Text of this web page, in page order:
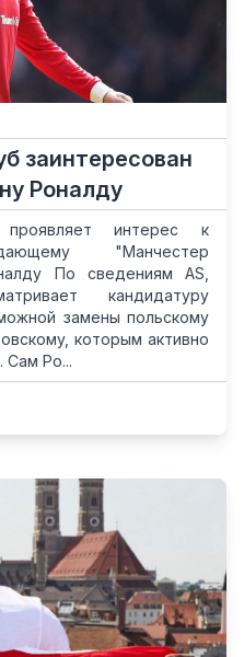
заинтересован
Роналду
интерес к
"Манчестер
По сведениям AS,
кандидатуру
замены польскому
которым активно
Сам Ро...